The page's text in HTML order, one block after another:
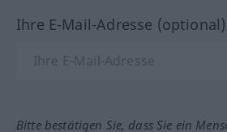
Ihre E-Mail-Adresse (optional)
Bitte bestätigen Sie, dass Sie ein